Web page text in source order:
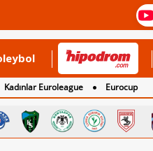
Kadınlar Euroleague Eurocup